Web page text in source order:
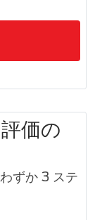
価の
ずか 3 ステ